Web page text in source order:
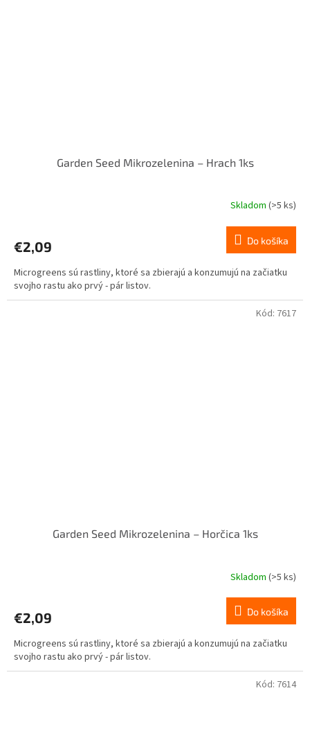
Garden Seed Mikrozelenina – Hrach 1ks
Skladom (>5 ks)
€2,09 Do košíka
Microgreens sú rastliny, ktoré sa zbierajú a konzumujú na začiatku
svojho rastu ako prvý - pár listov.
Garden Seed Mikrozelenina – Horčica 1ks
Skladom (>5 ks)
€2,09 Do košíka
Microgreens sú rastliny, ktoré sa zbierajú a konzumujú na začiatku
svojho rastu ako prvý - pár listov.
Kód: 7617
Kód: 7614